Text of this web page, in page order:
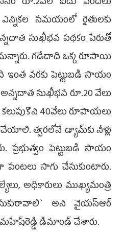
స‌మ‌యంలో రైతుల‌కు
సుఖీభ‌వ ప‌థ‌కం పేరుతో
గ‌డేదాది ఒక్క రూపాయి
వ‌ర‌కు పెట్టుబ‌డి సాయం
సుఖీభవ రూ.20 వేలు
40వేలు రూపాయలు
త్వ‌ర‌లోనే డ్యామ్‌కు నీళ్లు
ప్ర‌భుత్వం పెట్టుబ‌డి సాయం
పంట‌లు సాగు చేసుకుంటారు.
అధికారులు ముఖ్య‌మంత్రి
అని వైయ‌స్ఆర్
మ‌హేష్‌రెడ్డి డిమాండ్ చేశారు.